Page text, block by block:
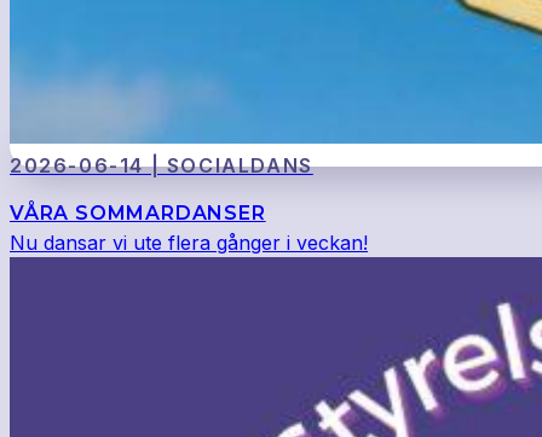
2026-06-14 | SOCIALDANS
VÅRA SOMMARDANSER
Nu dansar vi ute flera gånger i veckan!